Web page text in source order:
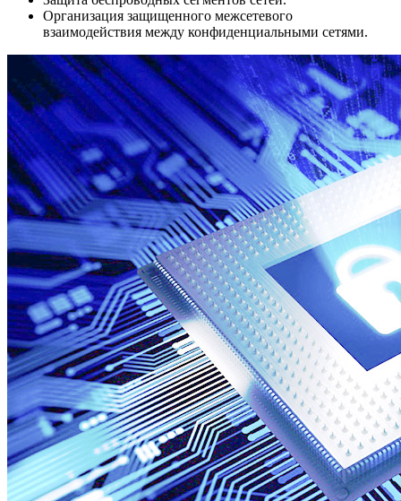
Организация защищенного межсетевого
взаимодействия между конфиденциальными сетями.